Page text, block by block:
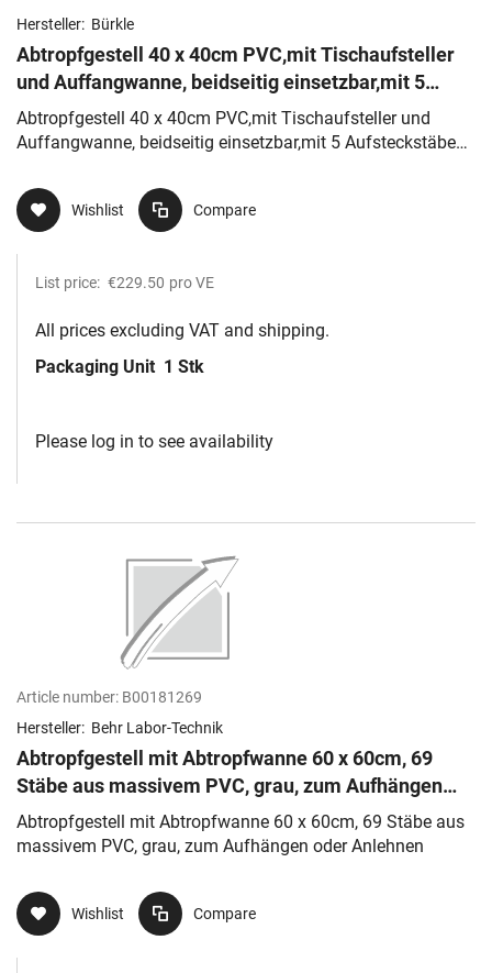
Hersteller: Bürkle
Abtropfgestell 40 x 40cm PVC,mit Tischaufsteller
und Auffangwanne, beidseitig einsetzbar,mit 5
Aufsteckstäben 60mm, 26
Abtropfgestell 40 x 40cm PVC,mit Tischaufsteller und
Auffangwanne, beidseitig einsetzbar,mit 5 Aufsteckstäben
Wishlist Compare
List price: €229.50 pro VE
All prices excluding VAT and shipping.
Packaging Unit 1 Stk
Please log in to see availability
Article number: B00181269
Hersteller: Behr Labor-Technik
Abtropfgestell mit Abtropfwanne 60 x 60cm, 69
Stäbe aus massivem PVC, grau, zum Aufhängen
oder Anlehnen
Abtropfgestell mit Abtropfwanne 60 x 60cm, 69 Stäbe aus
massivem PVC, grau, zum Aufhängen oder Anlehnen
Wishlist Compare